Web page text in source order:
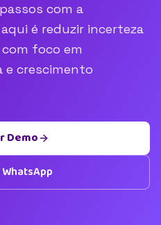
com a
é reduzir incerteza
foco em
e crescimento
Demo